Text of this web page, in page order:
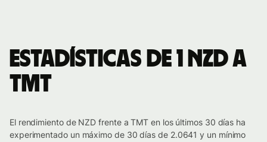
Estadísticas de 1 NZD a
TMT
El rendimiento de NZD frente a TMT en los últimos 30 días ha
experimentado un máximo de 30 días de 2.0641 y un mínimo